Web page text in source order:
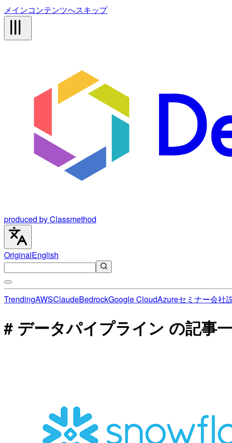
メインコンテンツへスキップ
produced by Classmethod
OriginalEnglish
TrendingAWSClaudeBedrockGoogle CloudAzureセミナー会社
# データパイプライン の記事